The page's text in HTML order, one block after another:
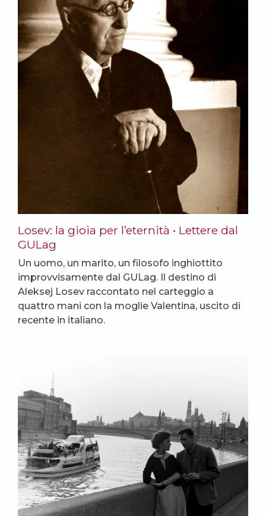
Losev: la gioia per l’eternità • Lettere dal
GULag
Un uomo, un marito, un filosofo inghiottito
improvvisamente dal GULag. Il destino di
Aleksej Losev raccontato nel carteggio a
quattro mani con la moglie Valentina, uscito di
recente in italiano.